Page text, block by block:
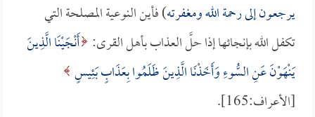
يرجعون إلى رحمة الله ومغفرته) فأين النوعية المصلحة التي
تكفل الله بإنجائها إذا حلَّ العذاب بأهل القرى: أَنْجَيْنَا الَّذِينَ
يَنْهَوْنَ عَنِ السُّوءِ وَأَخَذْنَا الَّذِينَ ظَلَمُوا بِعَذَابٍ بَئِيسٍ
[الأعراف:165].